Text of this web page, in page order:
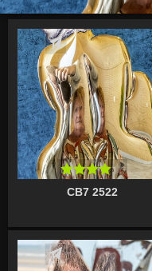
Écrire un
CB7 2522
Écrire un